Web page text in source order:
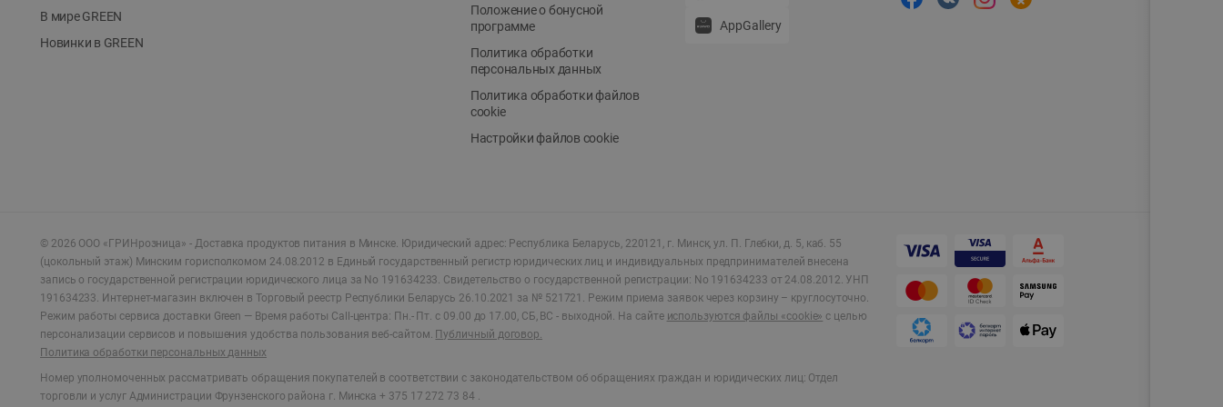
В мире GREEN
Новинки в GREEN
Положение о бонусной
программе
Политика обработки
персональных данных
Политика обработки файлов
cookie
Настройки файлов cookie
AppGallery
© 2026 ООО «ГРИНрозница» - Доставка продуктов питания в Минске. Юридический адрес: Республика Беларусь, 220121, г. Минск, ул. П. Глебки, д. 5, каб. 55
(цокольный этаж) Минским горисполкомом 24.08.2012 в Единый государственный регистр юридических лиц и индивидуальных предпринимателей внесена
запись о государственной регистрации юридического лица за No 191634233. Свидетельство о государственной регистрации: No 191634233 от 24.08.2012. УНП
191634233. Интернет-магазин включен в Торговый реестр Республики Беларусь 26.10.2021 за № 521721. Режим приема заявок через корзину – круглосуточно.
Режим работы сервиса доставки Green — Время работы Call-центра: Пн.- Пт. с 09.00 до 17.00, СБ, ВС - выходной. На сайте используются файлы «cookie» с целью
персонализации сервисов и повышения удобства пользования веб-сайтом. Публичный договор.
Политика обработки персональных данных
Номер уполномоченных рассматривать обращения покупателей в соответствии с законодательством об обращениях граждан и юридических лиц: Отдел
торговли и услуг Администрации Фрунзенского района г. Минска + 375 17 272 73 84 .